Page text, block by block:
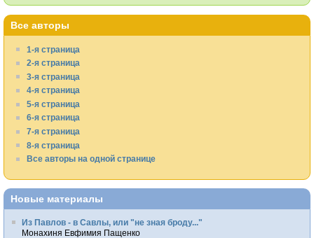
Все авторы
1-я страница
2-я страница
3-я страница
4-я страница
5-я страница
6-я страница
7-я страница
8-я страница
Все авторы на одной странице
Новые материалы
Из Павлов - в Савлы, или "не зная броду..."
Монахиня Евфимия Пащенко